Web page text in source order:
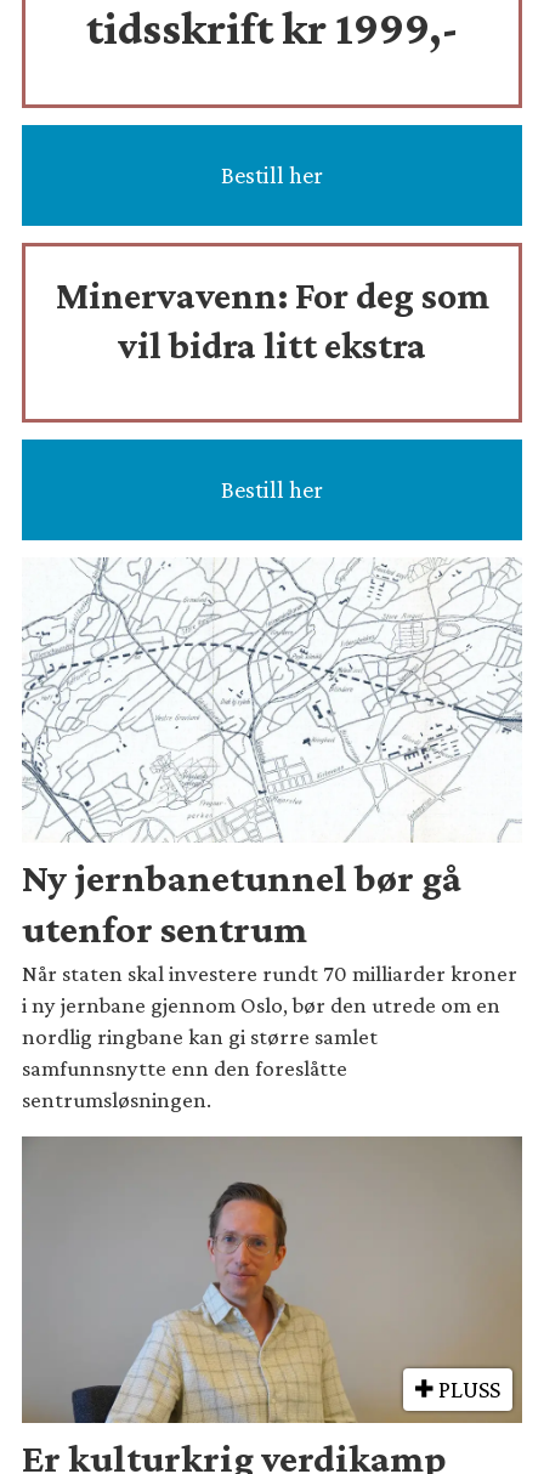
tidsskriftkr 1999,-
Bestill her
Minervavenn: For deg som
vil bidra litt ekstra
Bestill her
Ny jernbanetunnel bør gå
utenfor sentrum
Når staten skal investere rundt 70 milliarder kroner
i ny jernbane gjennom Oslo, bør den utrede om en
nordlig ringbane kan gi større samlet
samfunnsnytte enn den foreslåtte
sentrumsløsningen.
PLUSS
Er kulturkrig verdikamp